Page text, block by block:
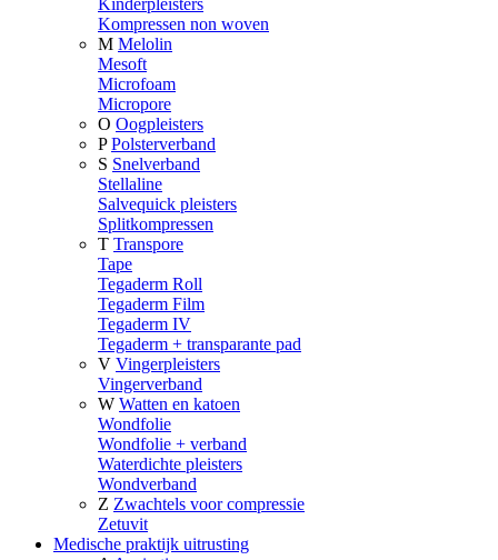
Kinderpleisters
Kompressen non woven
M Melolin
Mesoft
Microfoam
Micropore
O Oogpleisters
P Polsterverband
S Snelverband
Stellaline
Salvequick pleisters
Splitkompressen
T Transpore
Tape
Tegaderm Roll
Tegaderm Film
Tegaderm IV
Tegaderm + transparante pad
V Vingerpleisters
Vingerverband
W Watten en katoen
Wondfolie
Wondfolie + verband
Waterdichte pleisters
Wondverband
Z Zwachtels voor compressie
Zetuvit
Medische praktijk uitrusting